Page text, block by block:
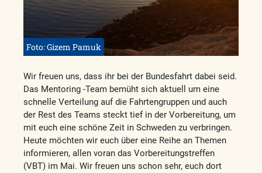
Foto: Gizem Pamuk
Wir freuen uns, dass ihr bei der Bundesfahrt dabei seid.
Das Mentoring -Team bemüht sich aktuell um eine
schnelle Verteilung auf die Fahrtengruppen und auch
der Rest des Teams steckt tief in der Vorbereitung, um
mit euch eine schöne Zeit in Schweden zu verbringen.
Heute möchten wir euch über eine Reihe an Themen
informieren, allen voran das Vorbereitungstreffen
(VBT) im Mai. Wir freuen uns schon sehr, euch dort